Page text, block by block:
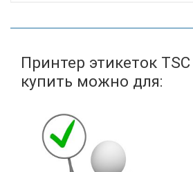
Принтер этикеток
купить можно для: